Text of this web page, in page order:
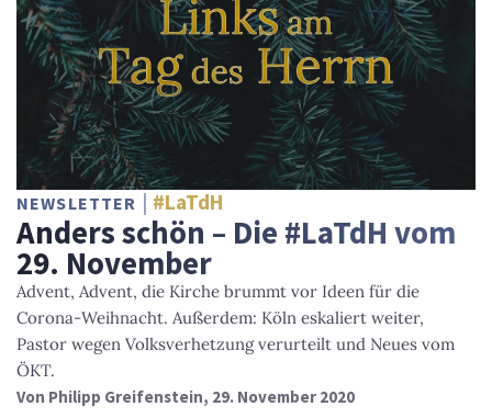
NEWSLETTER #LaTdH
Anders schön – Die #LaTdH vom
29. November
Advent, Advent, die Kirche brummt vor Ideen für die
Corona-Weihnacht. Außerdem: Köln eskaliert weiter,
Pastor wegen Volksverhetzung verurteilt und Neues vom
ÖKT.
Von Philipp Greifenstein, 29. November 2020